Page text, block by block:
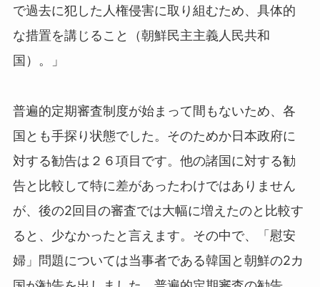
で過去に犯した人権侵害に取り組むため、具体的
な措置を講じること（朝鮮民主主義人民共和
国）。」
普遍的定期審査制度が始まって間もないため、各
国とも手探り状態でした。そのためか日本政府に
対する勧告は２６項目です。他の諸国に対する勧
告と比較して特に差があったわけではありません
が、後の2回目の審査では大幅に増えたのと比較す
ると、少なかったと言えます。その中で、「慰安
婦」問題については当事者である韓国と朝鮮の2カ